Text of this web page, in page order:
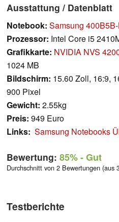
Ausstattung / Datenblatt
Notebook: Samsung
Prozessor: Intel Core i5
Grafikkarte: NVIDIA NVS
1024 MB
Bildschirm: 15.60 Zoll, 16:9,
900 Pixel
Gewicht: 2.55kg
Preis: 949 Euro
Links: Samsung Notebooks
Bewertung: 85%- Gut
Durchschnitt von 2 Bewertungen (aus
Testberichte